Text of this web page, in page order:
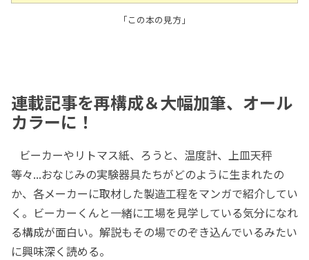
「この本の見方」
連載記事を再構成＆大幅加筆、オール
カラーに！
ビーカーやリトマス紙、ろうと、温度計、上皿天秤
等々...おなじみの実験器具たちがどのように生まれたの
か、各メーカーに取材した製造工程をマンガで紹介してい
く。ビーカーくんと一緒に工場を見学している気分になれ
る構成が面白い。解説もその場でのぞき込んでいるみたい
に興味深く読める。